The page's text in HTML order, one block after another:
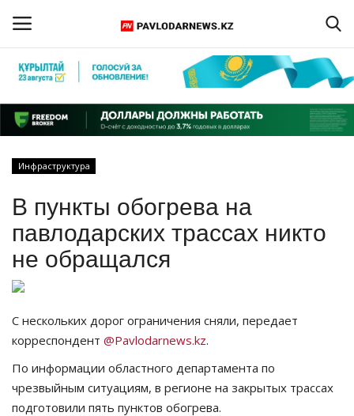
Регистрация
Главная
ПАВЛОДАРСКАЯ ОБЛАСТЬ
КАЗАХСТАН
СПЕЦПРОЕКТЫ
СПОРТ
Инфраструктура
В пункты обогрева на
павлодарских трассах никто
не обращался
С нескольких дорог ограничения сняли, передает
корреспондент @Pavlodarnews.kz.
По информации областного департамента по
чрезвыйным ситуациям, в регионе на закрытых трассах
подготовили пять пунктов обогрева.